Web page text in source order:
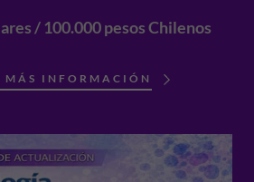
/ 100.000 pesos Chilenos
MÁS INFORMACIÓN